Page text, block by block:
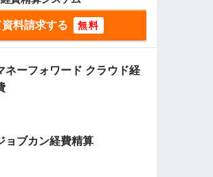
資料請求する
ネーフォワード クラウド経
ョブカン経費精算